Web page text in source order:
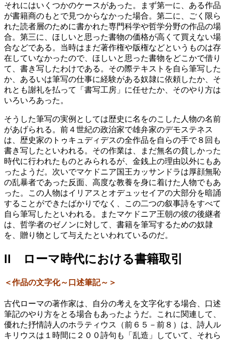
それにはいくつかのケースがあった。まず第一に、ある作品
が書籍商のもとで見つからなかった場合。第二に、ごく限ら
れた読者層のために書かれた専門科学や哲学分野の作品の場
合。第三に、ほしいと思った書物の価格が高くて買えない場
合などである。当時はまだ著作権や版権などというものは存
在していなかったので、ほしいと思った書物をどこかで借り
て、書き写したわけである。その際テキストを自ら筆写した
か、あるいは筆写の仕事に経験がある奴隷に依頼したか、そ
れとも謝礼を払って「書写工房」に任せたか、そのやり方は
いろいろあった。
そうした筆写の実例としては歴史に名をのこした人物の名前
があげられる。前４世紀の政治家で雄弁家のデモステネス
は、歴史家のトゥキュディデスの全作品を自らの手で８回も
書き写したといわれる。その作業は、まだ無名の貧しかった
時代に行われたものとみられるが、金銭上の理由以外にもあ
ったようだ。次いでマケドニア国王カッサンドラは厚顔無恥
の乱暴者であった反面、高度な教養を身に着けた人物でもあ
った。この人物はイリアスとオデュッセイアの大部分を暗誦
することができたばかりでなく、この二つの叙事詩をすべて
自ら筆写したといわれる。またマケドニア王朝の彼の後継者
は、哲学者のゼノンに対して、書籍を筆写するための奴隷
を、贈り物として与えたといわれているのだ。
ll ローマ時代における書籍取引
＜作品の文字化～口述筆記～＞
古代ローマの著作家は、自分の考えを文字化する場合、口述
筆記のやり方をとる場合もあったようだ。これに関連して、
優れた抒情詩人のホラティウス（前６５－前８）は、詩人ル
キリウスは１時間に２００詩句も「乱造」していて、それら